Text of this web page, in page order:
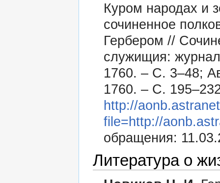
Куром народах и
сочиненное
Гербером //
служищия:
1760. – С. 3–48;
1760. – С.
http://
file=http://
обращения:
Литература о